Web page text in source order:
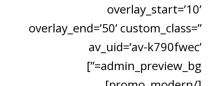
overlay_start=’10’
overlay_end=’50’ custom_class=”
av_uid=’av-k790fwec’
admin_preview_bg=”]